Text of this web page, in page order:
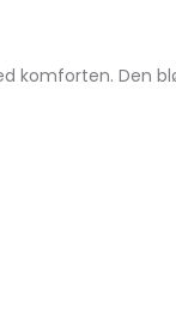
komforten. Den